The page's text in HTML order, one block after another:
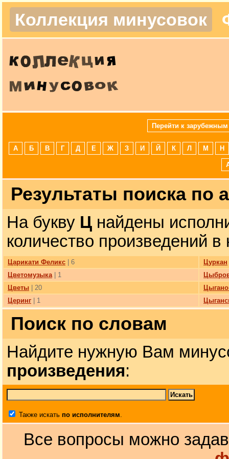
Коллекция минусовок
Перейти к зарубежным
А Б В Г Д Е Ж З И Й К Л М Н
Результаты поиска по
На букву Ц найдены
количество произведений в
Царикати Феликс | 6 Цуркан
Цветомузыка| 1
Цветы | 20
Церинг | 1
Поиск по словам
Найдите нужную Вам
произведения:
Также искать по исполнителям
Все вопросы можно